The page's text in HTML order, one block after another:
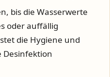
bis die Wasserwerte
oder auffällig
die Hygiene und
Desinfektion